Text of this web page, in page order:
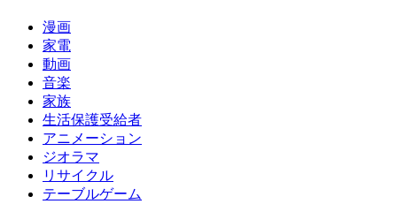
漫画
家電
動画
音楽
家族
生活保護受給者
アニメーション
ジオラマ
リサイクル
テーブルゲーム